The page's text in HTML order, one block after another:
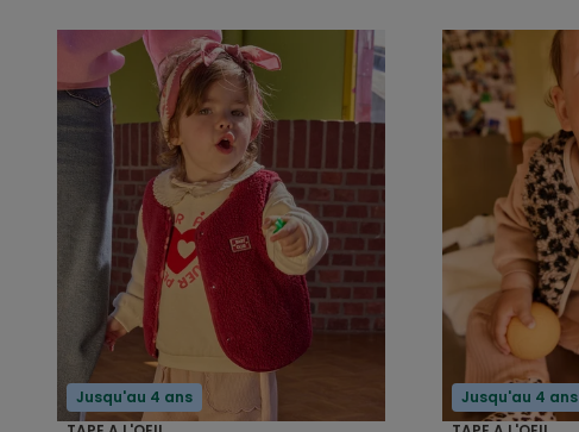
Jusqu'au 4 ans
Jusqu'au 4 ans